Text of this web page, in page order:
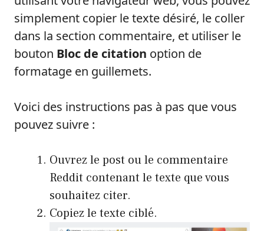
simplement copier le texte désiré, le coller
dans la section commentaire, et utiliser le
bouton Bloc de citation option de
formatage en guillemets.
Voici des instructions pas à pas que vous
pouvez suivre :
Ouvrez le post ou le commentaire
Reddit contenant le texte que vous
souhaitez citer.
Copiez le texte ciblé.